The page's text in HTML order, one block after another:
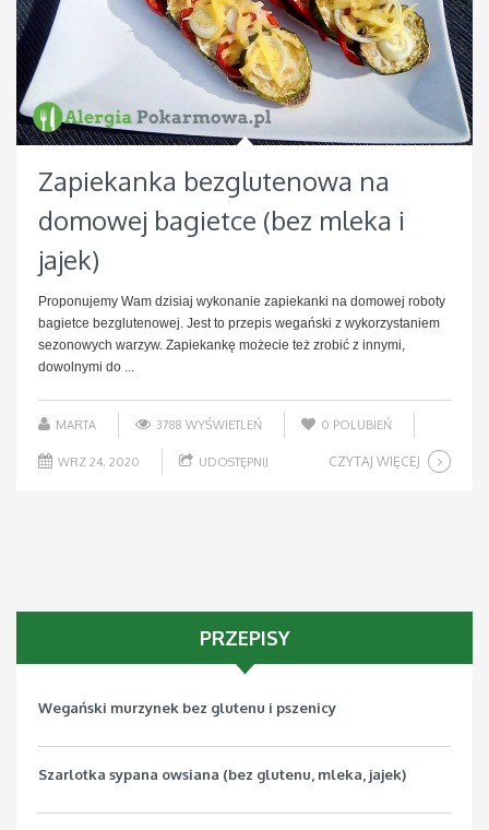
Zapiekanka bezglutenowa na
domowej bagietce (bez mleka i
jajek)
Proponujemy Wam dzisiaj wykonanie zapiekanki na domowej roboty
bagietce bezglutenowej. Jest to przepis wegański z wykorzystaniem
sezonowych warzyw. Zapiekankę możecie też zrobić z innymi,
dowolnymi do ...
MARTA 3788 WYŚWIETLEŃ 0 POLUBIEŃ
WRZ 24, 2020 UDOSTĘPNIJ CZYTAJ WIĘCEJ
PRZEPISY
Wegański murzynek bez glutenu i pszenicy
Szarlotka sypana owsiana (bez glutenu, mleka, jajek)